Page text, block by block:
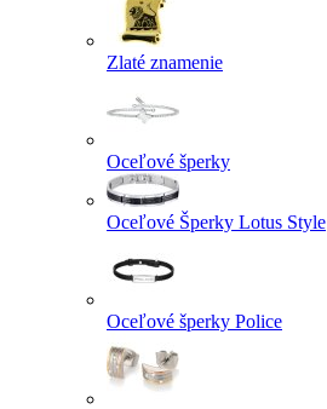
Zlaté znamenie
Oceľové šperky
Oceľové Šperky Lotus Style
Oceľové šperky Police